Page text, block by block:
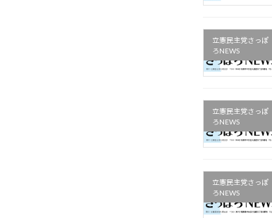
立憲民主党さっぽ
ろNEWS
立憲民主党さっぽ
ろNEWS
立憲民主党さっぽ
ろNEWS